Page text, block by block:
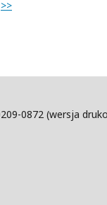
>>
0872 (wersja